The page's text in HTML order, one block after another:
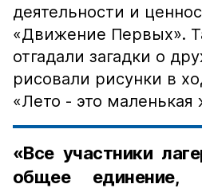
деятельности и
«Движение Первых».
отгадали загадки о
рисовали рисунки в
«Лето - это маленькая
«Все участники
общее единение,